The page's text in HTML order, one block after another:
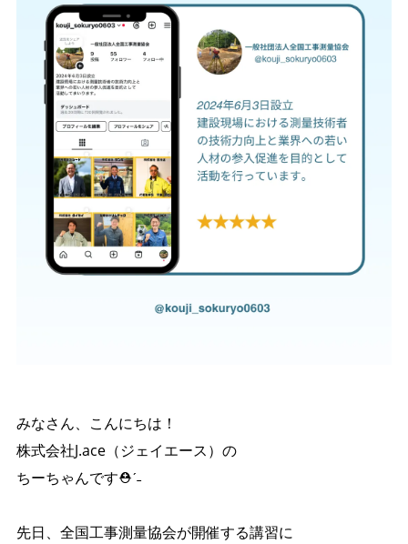
みなさん、こんにちは！
株式会社J.ace（ジェイエース）の
ちーちゃんです⛑️ˊ˗
先日、全国工事測量協会が開催する講習に